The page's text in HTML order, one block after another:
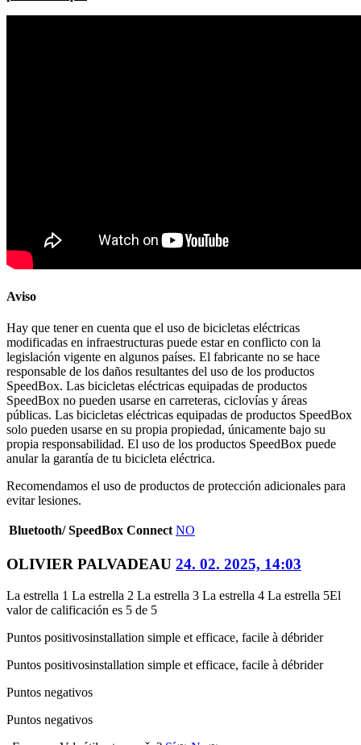
Aviso
Hay que tener en cuenta que el uso de bicicletas eléctricas
modificadas en infraestructuras puede estar en conflicto con la
legislación vigente en algunos países. El fabricante no se hace
responsable de los daños resultantes del uso de los productos
SpeedBox. Las bicicletas eléctricas equipadas de productos
SpeedBox no pueden usarse en carreteras, ciclovías y áreas
públicas. Las bicicletas eléctricas equipadas de productos SpeedBox
solo pueden usarse en su propia propiedad, únicamente bajo su
propia responsabilidad. El uso de los productos SpeedBox puede
anular la garantía de tu bicicleta eléctrica.
Recomendamos el uso de productos de protección adicionales para
evitar lesiones.
Bluetooth/ SpeedBox Connect NO
OLIVIER PALVADEAU 24. 02. 2025, 14:03
La estrella 1 La estrella 2 La estrella 3 La estrella 4 La estrella 5El
valor de calificación es 5 de 5
Puntos positivosinstallation simple et efficace, facile à débrider
Puntos positivosinstallation simple et efficace, facile à débrider
Puntos negativos
Puntos negativos